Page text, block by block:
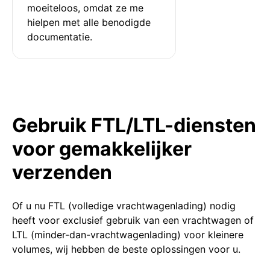
moeiteloos, omdat ze me
hielpen met alle benodigde
documentatie.
Gebruik FTL/LTL-diensten
voor gemakkelijker
verzenden
Of u nu FTL (volledige vrachtwagenlading) nodig
heeft voor exclusief gebruik van een vrachtwagen of
LTL (minder-dan-vrachtwagenlading) voor kleinere
volumes, wij hebben de beste oplossingen voor u.